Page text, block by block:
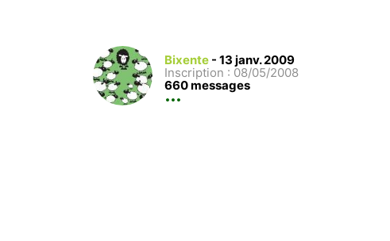
Bixente - 13 janv. 2009
Inscription : 08/05/2008
660 messages